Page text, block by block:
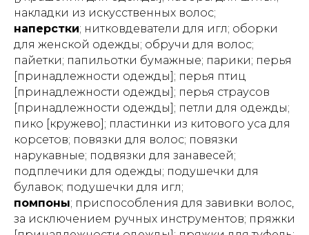
накладки из искусственных волос;
наперстки; нитковдеватели для игл; оборки
для женской одежды; обручи для волос;
пайетки; папильотки бумажные; парики; перья
[принадлежности одежды]; перья птиц
[принадлежности одежды]; перья страусов
[принадлежности одежды]; петли для одежды;
пико [кружево]; пластинки из китового уса для
корсетов; повязки для волос; повязки
нарукавные; подвязки для занавесей;
подплечики для одежды; подушечки для
булавок; подушечки для игл;
помпоны; приспособления для завивки волос,
за исключением ручных инструментов; пряжки